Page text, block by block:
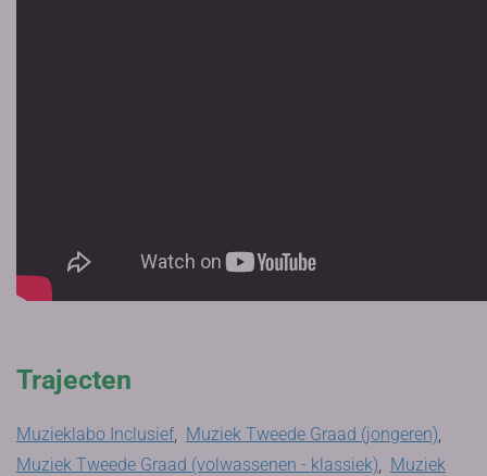
Trajecten
Muzieklabo Inclusief, Muziek Tweede Graad (jongeren),
Muziek Tweede Graad (volwassenen - klassiek), Muziek